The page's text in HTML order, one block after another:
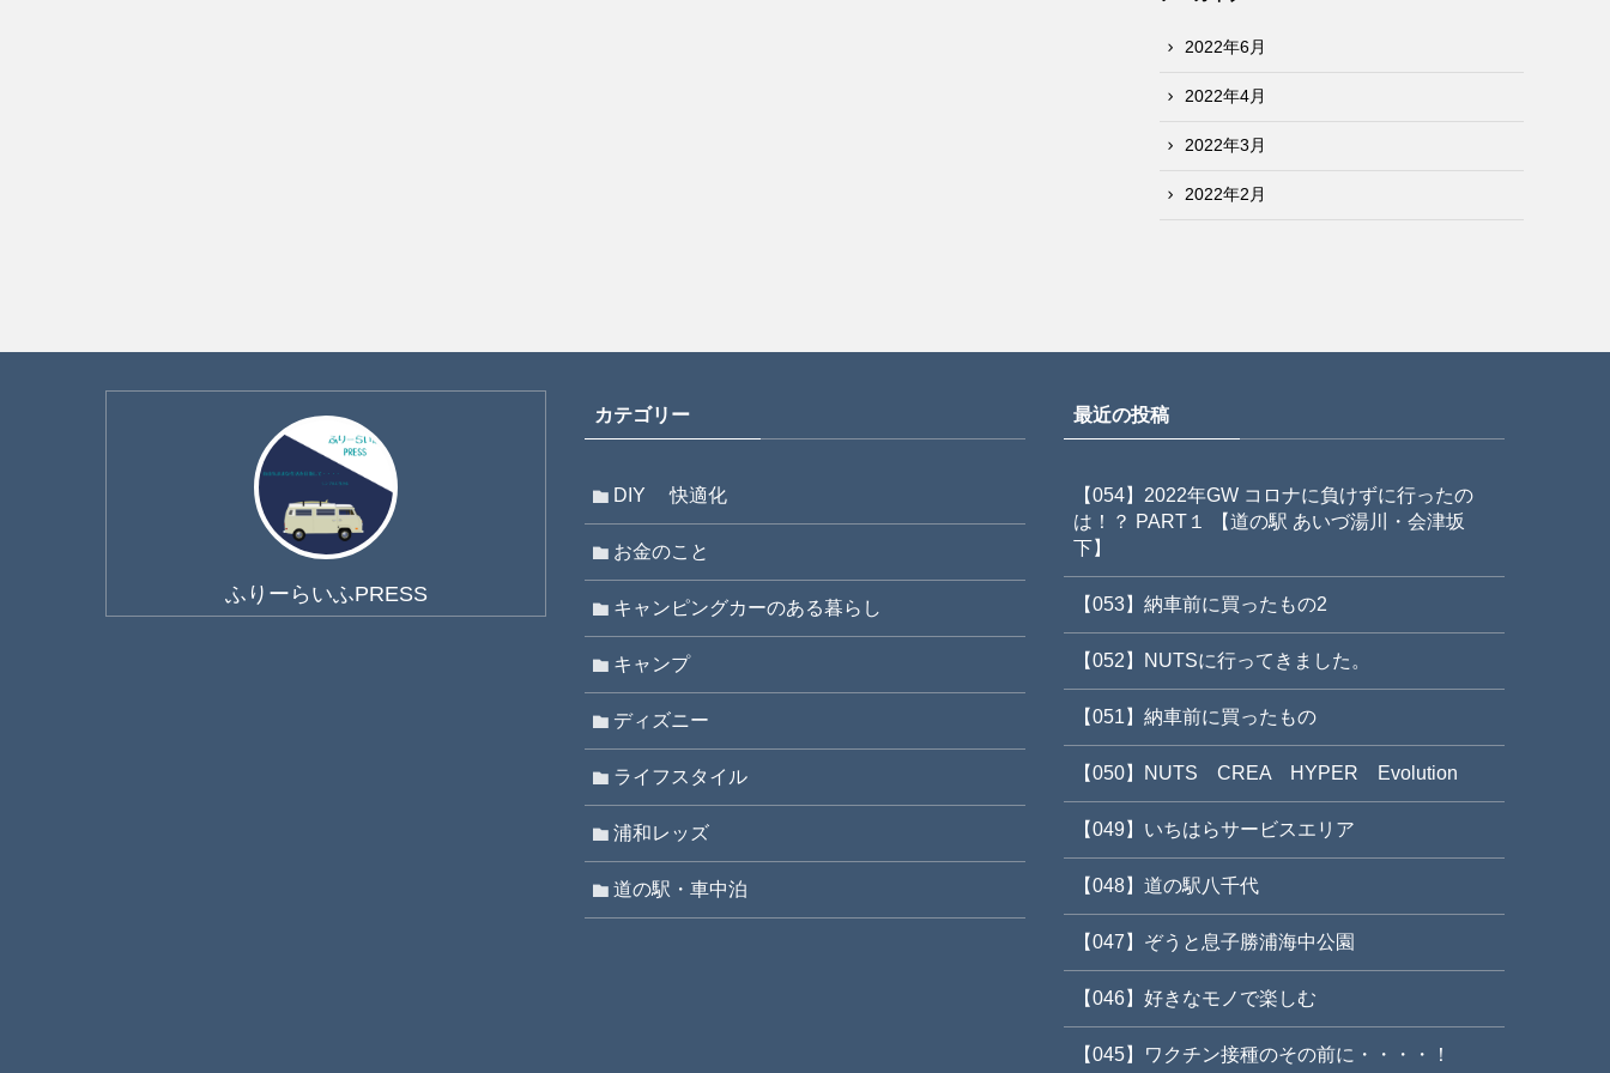
2022年6月
2022年4月
2022年3月
2022年2月
ふりーらいふPRESS
カテゴリー
DIY 快適化
お金のこと
キャンピングカーのある暮らし
キャンプ
ディズニー
ライフスタイル
浦和レッズ
道の駅・車中泊
最近の投稿
【054】2022年GW コロナに負けずに行ったの
は！？ PART１ 【道の駅 あいづ湯川・会津坂
下】
【053】納車前に買ったもの2
【052】NUTSに行ってきました。
【051】納車前に買ったもの
【050】NUTS CREA HYPER Evolution
【049】いちはらサービスエリア
【048】道の駅八千代
【047】ぞうと息子勝浦海中公園
【046】好きなモノで楽しむ
【045】ワクチン接種のその前に・・・・！